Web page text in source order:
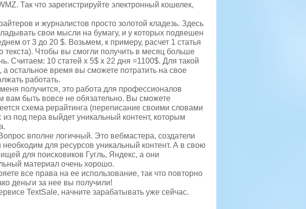
Так что зарегистрируйте электронный кошелек,
и журналистов просто золотой кладезь. Здесь
свои мысли на бумагу, и у которых подвешен
от 3 до 20 $. Возьмем, к примеру, расчет 1 статья
текста). Чтобы вы смогли получить в месяц больше
Считаем: 10 статей х 5$ х 22 дня =1100$. Для такой
остальное время вы сможете потратить на свое
работать.
получится, это работа для профессионалов
вам быть вовсе не обязательно. Вы сможете
схема рерайтинга (переписание своими словами
под пера выйдет уникальный контент, которым
вполне логичный. Это вебмастера, создатели
для ресурсов уникальный контент. А в свою
для поисковиков Гугль, Яндекс, а они
материал очень хорошо.
все права на ее использование, так что повторно
деньги за нее вы получили!
TextSale, начните зарабатывать уже сейчас.